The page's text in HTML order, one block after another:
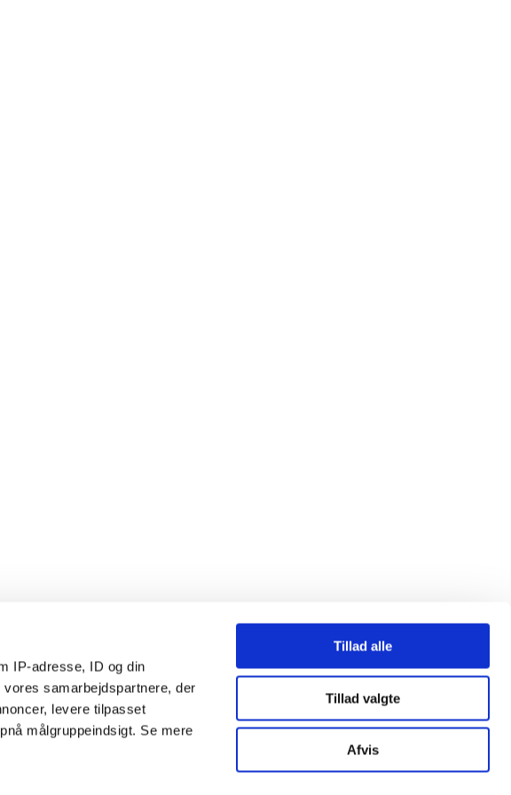
IP-adresse, ID og din
samarbejdspartnere, der
levere tilpasset
målgruppeindsigt. Se mere
Tillad alle
Tillad valgte
Afvis